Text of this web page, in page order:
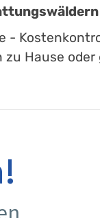
-
Hause